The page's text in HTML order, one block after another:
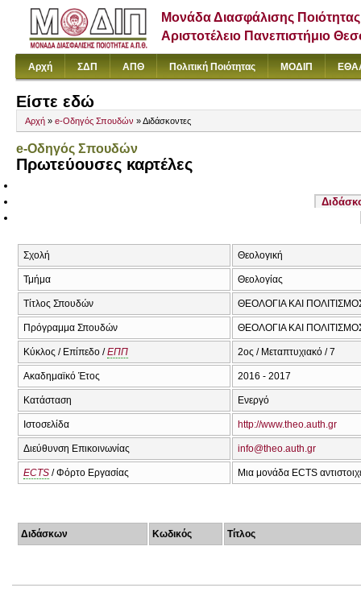
Μονάδα Διασφάλισης Ποιότητας
Αριστοτέλειο Πανεπιστήμιο
Αρχή ΣΔΠ ΑΠΘ Πολιτική Ποιότητας ΜΟΔΙΠ
Είστε εδώ
Αρχή » e-Οδηγός Σπουδών » Διδάσκοντες
e-Οδηγός Σπουδών
Πρωτεύουσες καρτέλες
Σχολή Θεολογική
Τμήμα Θεολογίας
Τίτλος Σπουδών ΘΕΟΛΟΓΙΑ ΚΑΙ
Πρόγραμμα Σπουδών ΘΕΟΛΟΓΙΑ ΚΑΙ
Κύκλος / Επίπεδο /ΕΠΠ 2ος / Μεταπτυχιακό / 7
Ακαδημαϊκό Έτος 2016 - 2017
Κατάσταση Ενεργό
Ιστοσελίδα http://www.theo.auth.gr
Διεύθυνση Επικοινωνίας info@theo.auth.gr
ECTS / Φόρτο Εργασίας Μια μονάδα ECTS
Διδάσκων Κωδικός Τίτλος